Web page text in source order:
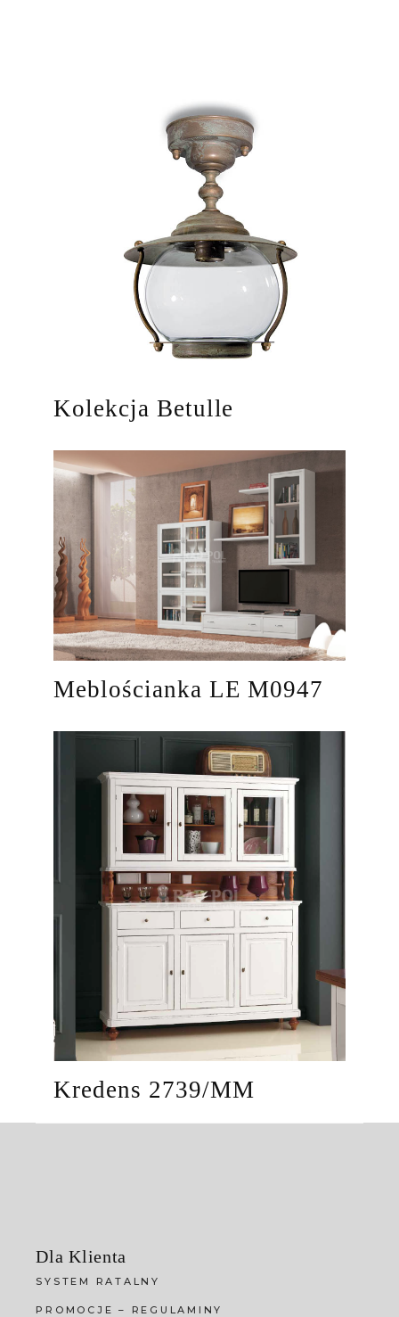
Kolekcja Betulle
Meblościanka LE M0947
Kredens 2739/MM
Dla Klienta
SYSTEM RATALNY
PROMOCJE – REGULAMINY